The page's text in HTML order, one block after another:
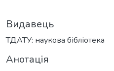
Видавець
ТДАТУ: наукова бібліотека
Анотація